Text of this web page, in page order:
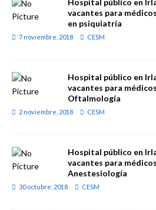
Hospital público en
vacantes para
en psiquiatría
7 noviembre, 2018 CESM
Hospital público en
vacantes para
Oftalmología
2 noviembre, 2018 CESM
Hospital público en
vacantes para
Anestesiología
30 octubre, 2018 CESM